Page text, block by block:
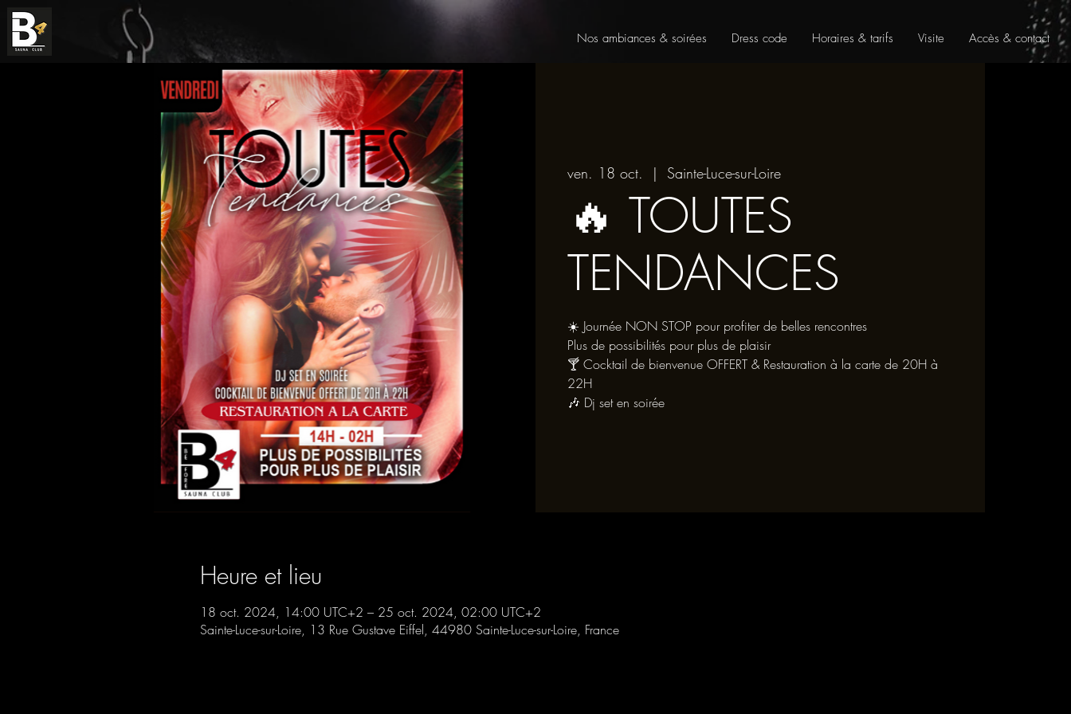
Nos ambiances & soirées Dress code Horaires & tarifs Visite Accès & contact
ven. 18 oct.
  |
Sainte-Luce-sur-Loire
🔥 TOUTES
TENDANCES
☀️ Journée NON STOP pour profiter de belles rencontres
Plus de possibilités pour plus de plaisir
🍸 Cocktail de bienvenue OFFERT & Restauration à la carte de 20H à
22H
🎶 Dj set en soirée
Heure et lieu
18 oct. 2024, 14:00 UTC+2 – 25 oct. 2024, 02:00 UTC+2
Sainte-Luce-sur-Loire, 13 Rue Gustave Eiffel, 44980 Sainte-Luce-sur-Loire, France